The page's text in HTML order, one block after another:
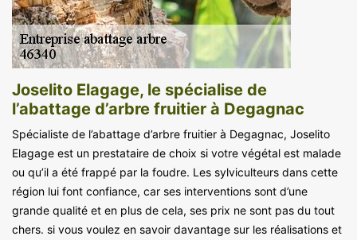
Joselito Elagage, le spécialise de
l’abattage d’arbre fruitier à Degagnac
Spécialiste de l’abattage d’arbre fruitier à Degagnac, Joselito
Elagage est un prestataire de choix si votre végétal est malade
ou qu’il a été frappé par la foudre. Les sylviculteurs dans cette
région lui font confiance, car ses interventions sont d’une
grande qualité et en plus de cela, ses prix ne sont pas du tout
chers. si vous voulez en savoir davantage sur les réalisations et